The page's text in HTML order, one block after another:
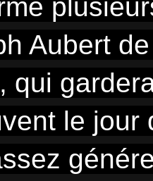
Aubert
qui
le jour